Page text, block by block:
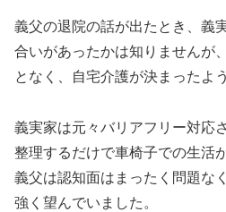
義父の退院の話が出たとき、義
合いがあったかは知りませんが
となく、自宅介護が決まったよ
義実家は元々バリアフリー対応
整理するだけで車椅子での生活
義父は認知面はまったく問題な
強く望んでいました。